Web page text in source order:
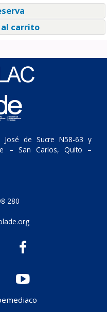
carrito
José de Sucre N58-63 y
– San Carlos, Quito –
280